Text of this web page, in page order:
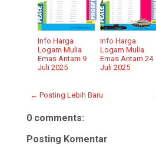
Info Harga
Logam Mulia
Emas Antam 9
Juli 2025
Info Harga
Logam Mulia
Emas Antam 24
Juli 2025
← Posting Lebih Baru
0 comments:
Posting Komentar